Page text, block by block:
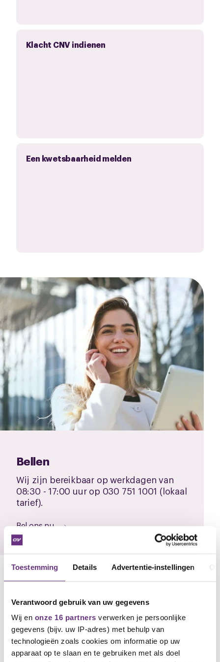
Toestemming Details Advertentie-instellingen
Verantwoord gebruik van uw gegevens
Wij en onze 16 partners verwerken je persoonlijke
gegevens (bijv. uw IP-adres) met behulp van
technologieën zoals cookies om informatie op uw
apparaat op te slaan en te gebruiken met als doel
Klacht CNV indienen
Een kwetsbaarheid melden
Bellen
Wij zijn bereikbaar op werkdagen van
08:30 - 17:00 uur op 030 751 1001 (lokaal
tarief).
Bel ons nu
Contactformulier
Of neem contact met ons op via onderstaand
formulier.
Onderwerp